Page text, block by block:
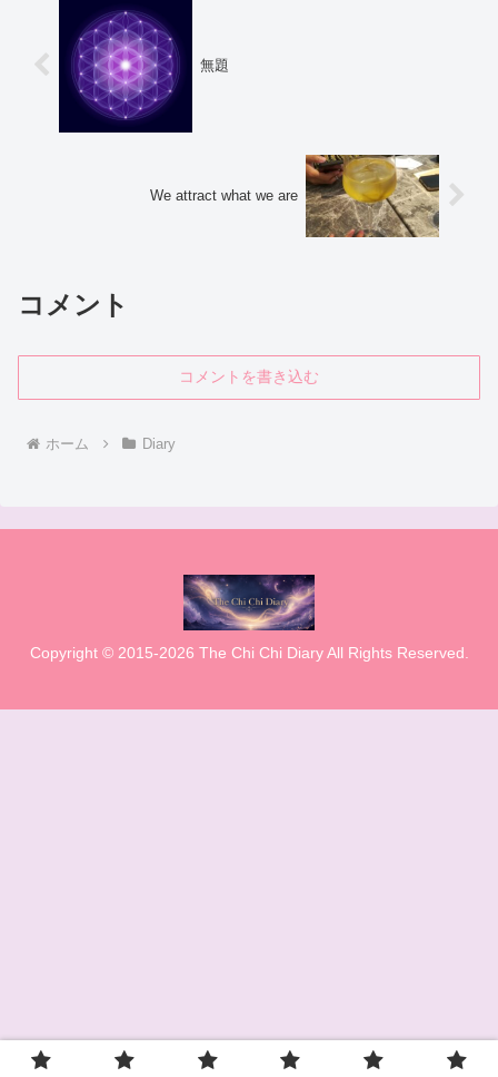
無題
We attract what we are
コメント
コメントを書き込む
ホーム Diary
Copyright © 2015-2026 The Chi Chi Diary All Rights Reserved.